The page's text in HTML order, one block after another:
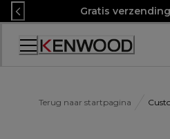
Skip
to
Content
Gratis
Terug naar startpagina